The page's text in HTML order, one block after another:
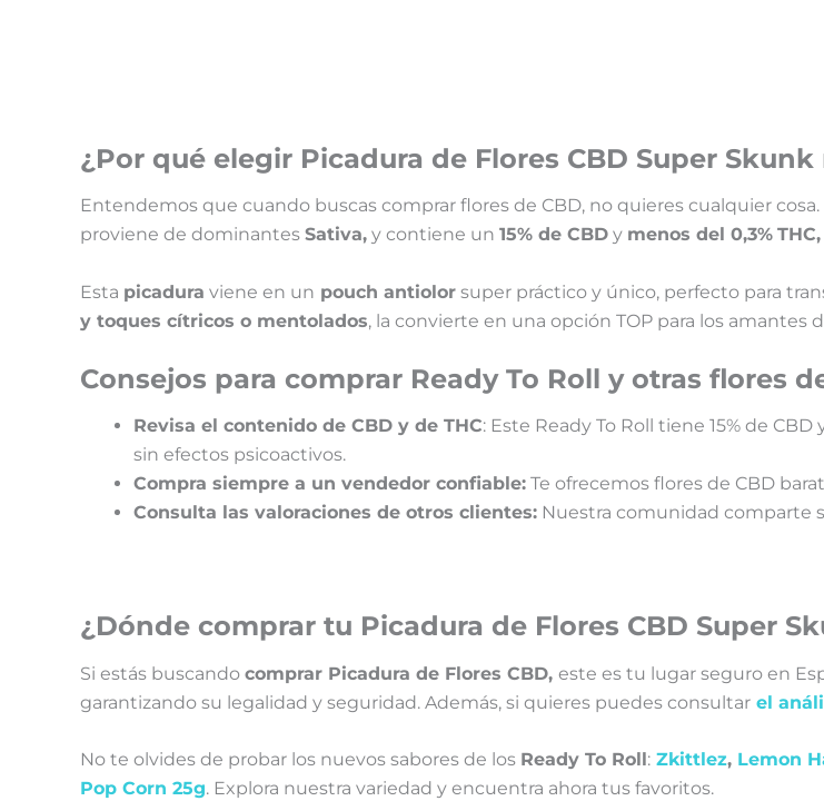
¿Por qué elegir Picadura de Flores CBD Super
Entendemos que cuando buscas comprar flores de CBD, no quieres cualquier cosa.
proviene de dominantes Sativa, y contiene un 15% de CBD y menos del 0,3% THC,
Esta picadura viene en un pouch antiolor super práctico y único, perfecto para
y toques cítricos o mentolados, la convierte en una opción TOP para los amantes
Consejos para comprar Ready To Roll y otras flores
Revisa el contenido de CBD y de THC: Este Ready To Roll tiene 15% de
sin efectos psicoactivos.
Compra siempre a un vendedor confiable: Te ofrecemos flores de CBD
Consulta las valoraciones de otros clientes: Nuestra comunidad comparte
¿Dónde comprar tu Picadura de Flores CBD Super
Si estás buscando comprar Picadura de Flores CBD, este es tu lugar seguro en
garantizando su legalidad y seguridad. Además, si quieres puedes consultar el
No te olvides de probar los nuevos sabores de los Ready To Roll : Zkittlez, Lemon
Pop Corn 25g. Explora nuestra variedad y encuentra ahora tus favoritos.